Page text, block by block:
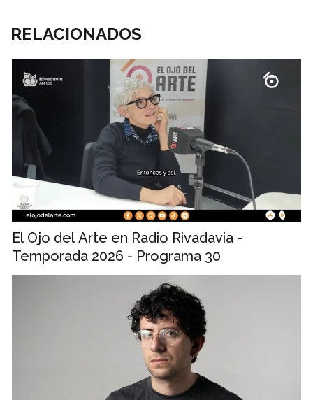
RELACIONADOS
El Ojo del Arte en Radio Rivadavia -
Temporada 2026 - Programa 30